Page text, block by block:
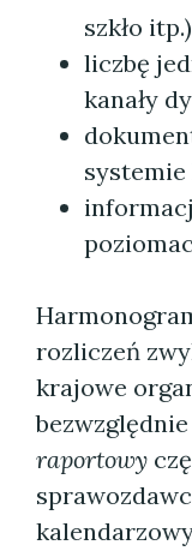
szkło
liczbę
kanały
systemie
rozliczeń
krajowe
raportowy